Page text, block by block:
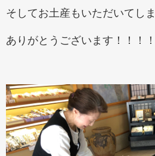
そしてお土産もいただいてし
ありがとうございます！！！！